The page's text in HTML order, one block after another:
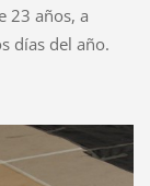
23 años, a
días del año.